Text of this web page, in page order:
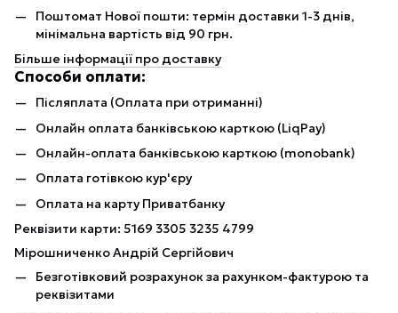
Поштомат Нової пошти: термін доставки 1-3 днів,
мінімальна вартість від 90 грн.
Більше інформації про доставку
Способи оплати:
Післяплата (Оплата при отриманні)
Онлайн оплата банківською карткою (LiqPay)
Онлайн-оплата банківською карткою (monobank)
Оплата готівкою кур'єру
Оплата на карту Приватбанку
Реквізити карти: 5169 3305 3235 4799
Мірошниченко Андрій Сергійович
Безготівковий розрахунок за рахунком-фактурою та
реквізитами